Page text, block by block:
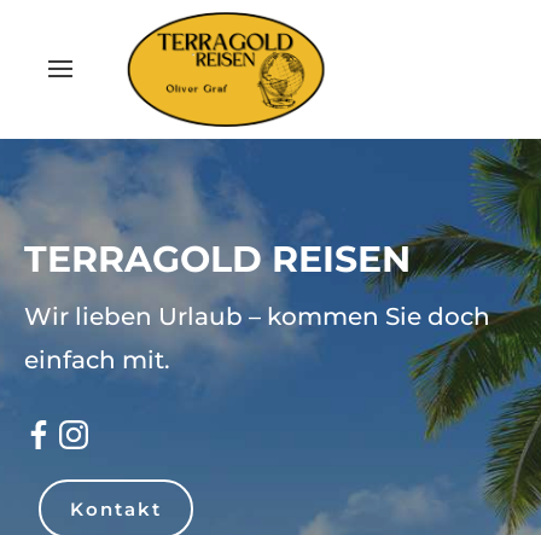
TERRAGOLD REISEN
Wir lieben Urlaub – kommen Sie doch
einfach mit.
Kontakt